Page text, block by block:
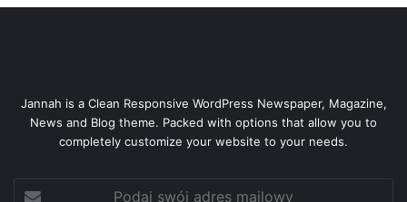
Jannah is a Clean Responsive WordPress Newspaper, Magazine,
News and Blog theme. Packed with options that allow you to
completely customize your website to your needs.